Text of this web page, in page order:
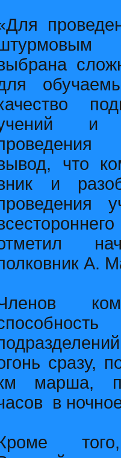
и
что
и
А.
сразу,
марша,
в
того,